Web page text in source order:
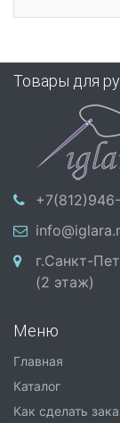
Товары для
г.Санкт-
(2 этаж)
Меню
Главная
Каталог
Как сделать